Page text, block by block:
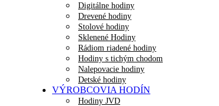
Digitálne hodiny
Drevené hodiny
Stolové hodiny
Sklenené Hodiny
Rádiom riadené hodiny
Hodiny s tichým chodom
Nalepovacie hodiny
Detské hodiny
VÝROBCOVIA HODÍN
Hodiny JVD